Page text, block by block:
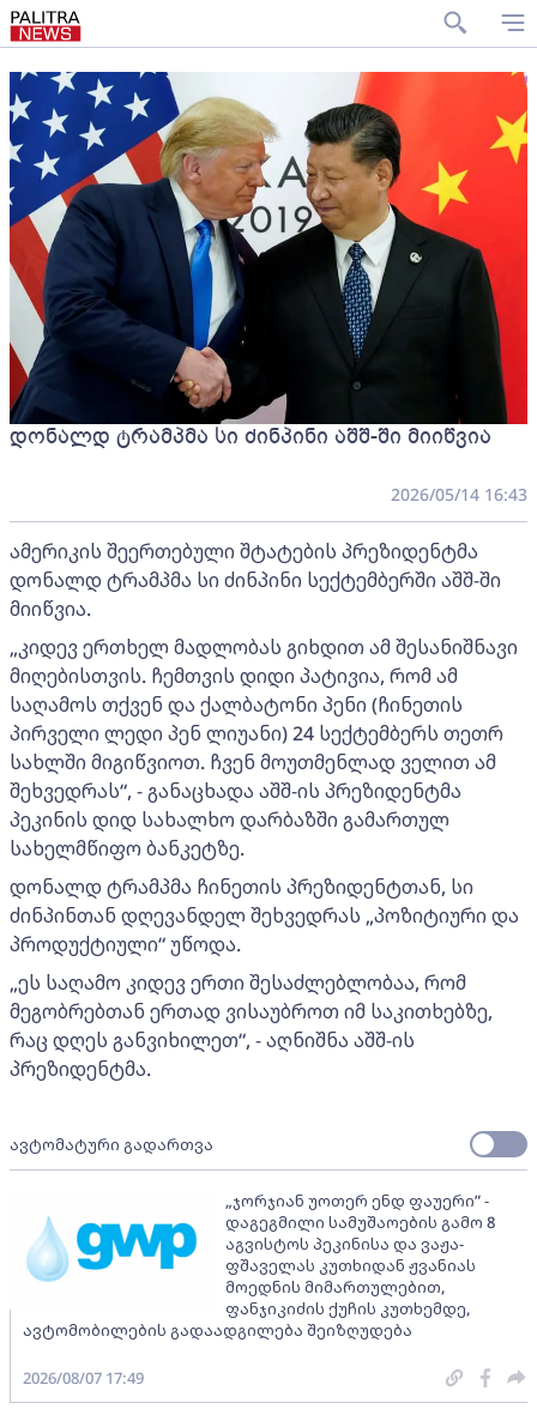
დონალდ ტრამპმა სი ძინპინი აშშ-ში მიიწვია
2026/05/14 16:43
ამერიკის შეერთებული შტატების პრეზიდენტმა
დონალდ ტრამპმა სი ძინპინი სექტემბერში აშშ-ში
მიიწვია.
„კიდევ ერთხელ მადლობას გიხდით ამ შესანიშნავი
მიღებისთვის. ჩემთვის დიდი პატივია, რომ ამ
საღამოს თქვენ და ქალბატონი პენი (ჩინეთის
პირველი ლედი პენ ლიუანი) 24 სექტემბერს თეთრ
სახლში მიგიწვიოთ. ჩვენ მოუთმენლად ველით ამ
შეხვედრას“, - განაცხადა აშშ-ის პრეზიდენტმა
პეკინის დიდ სახალხო დარბაზში გამართულ
სახელმწიფო ბანკეტზე.
დონალდ ტრამპმა ჩინეთის პრეზიდენტთან, სი
ძინპინთან დღევანდელ შეხვედრას „პოზიტიური და
პროდუქტიული“ უწოდა.
„ეს საღამო კიდევ ერთი შესაძლებლობაა, რომ
მეგობრებთან ერთად ვისაუბროთ იმ საკითხებზე,
რაც დღეს განვიხილეთ“, - აღნიშნა აშშ-ის
პრეზიდენტმა.
ავტომატური გადართვა
„ჯორჯიან უოთერ ენდ ფაუერი” -
დაგეგმილი სამუშაოების გამო 8
აგვისტოს პეკინისა და ვაჟა-
ფშაველას კუთხიდან ჟვანიას
მოედნის მიმართულებით,
ფანჯიკიძის ქუჩის კუთხემდე,
ავტომობილების გადაადგილება შეიზღუდება
2026/08/07 17:49